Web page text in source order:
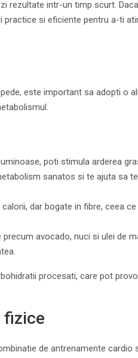
rezultate intr-un timp scurt.
si eficiente pentru a-ti
este important sa adopti o
poti stimula arderea
sanatos si te ajuta sa
dar bogate in fibre, ceea
avocado, nuci si ulei de
procesati, care pot
fizice
de antrenamente cardio